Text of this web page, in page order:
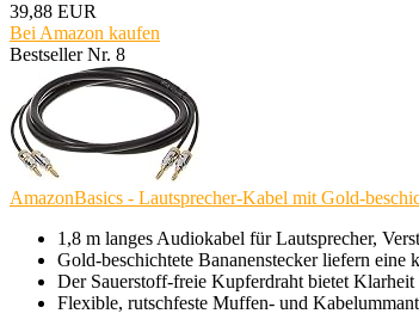
39,88 EUR
Bei Amazon kaufen
Bestseller Nr. 8
AmazonBasics - Lautsprecher-Kabel mit Gold-
1,8 m langes Audiokabel für Lautsprecher,
Gold-beschichtete Bananenstecker liefern eine
Der Sauerstoff-freie Kupferdraht bietet
Flexible, rutschfeste Muffen- und